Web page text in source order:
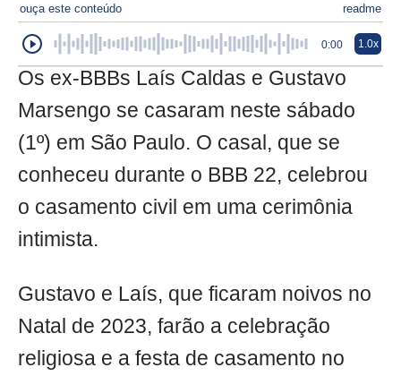
ouça este conteúdo readme
0:00 1.0x
Os ex-BBBs Laís Caldas e Gustavo
Marsengo se casaram neste sábado
(1º) em São Paulo. O casal, que se
conheceu durante o BBB 22, celebrou
o casamento civil em uma cerimônia
intimista.
Gustavo e Laís, que ficaram noivos no
Natal de 2023, farão a celebração
religiosa e a festa de casamento no